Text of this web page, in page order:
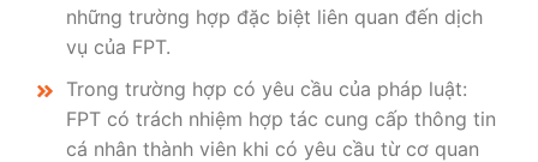
những trường hợp đặc biệt liên quan đến dịch
vụ của FPT.
Trong trường hợp có yêu cầu của pháp luật:
FPT có trách nhiệm hợp tác cung cấp thông tin
cá nhân thành viên khi có yêu cầu từ cơ quan